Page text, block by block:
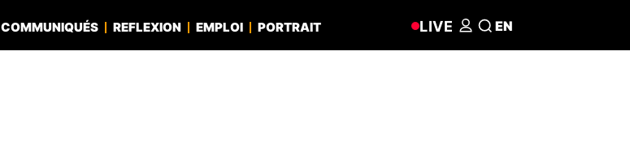
COMMUNIQUÉS REFLEXION EMPLOI PORTRAIT LIVE EN